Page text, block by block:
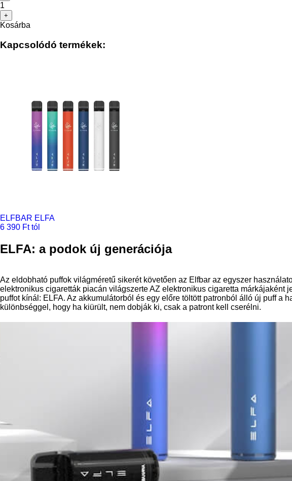
1
+
Kosárba
Kapcsolódó termékek:
ELFBAR ELFA
6 390 Ft tól
ELFA: a podok új generációja
Az eldobható puffok világméretű sikerét követően az Elfbar az egyszer
elektronikus cigaretták piacán világszerte AZ elektronikus cigaretta
puffot kínál: ELFA. Az akkumulátorból és egy előre töltött patronból álló új puff
különbséggel, hogy ha kiürült, nem dobják ki, csak a patront kell cserélni.